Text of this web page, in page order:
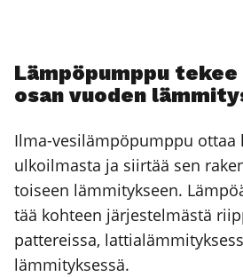
Läm­pö­pump­pu tekee
osan vuo­den
Ilma-vesi­läm­pö­pump­pu ottaa
ulkoil­mas­ta ja siir­tää sen
toi­seen läm­mi­tyk­seen.
tää koh­teen jär­jes­tel­mäs­tä
pat­te­reis­sa,
läm­mi­tyk­ses­sä.